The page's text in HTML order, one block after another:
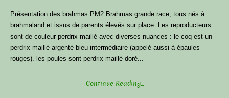
Présentation des brahmas PM2 Brahmas grande race, tous nés à
brahmaland et issus de parents élevés sur place. Les reproducteurs
sont de couleur perdrix maillé avec diverses nuances : le coq est un
perdrix maillé argenté bleu intermédiaire (appelé aussi à épaules
rouges). les poules sont perdrix maillé doré...
Continue Reading...